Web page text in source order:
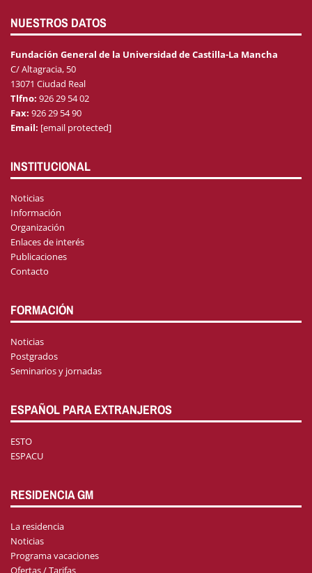
NUESTROS DATOS
Fundación General de la Universidad de Castilla-La Mancha
C/ Altagracia, 50
13071 Ciudad Real
Tlfno: 926 29 54 02
Fax: 926 29 54 90
Email: [email protected]
INSTITUCIONAL
Noticias
Información
Organización
Enlaces de interés
Publicaciones
Contacto
FORMACIÓN
Noticias
Postgrados
Seminarios y jornadas
ESPAÑOL PARA EXTRANJEROS
ESTO
ESPACU
RESIDENCIA GM
La residencia
Noticias
Programa vacaciones
Ofertas / Tarifas